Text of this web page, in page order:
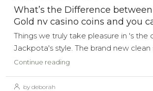
What’s the Difference
Gold nv casino coins and you
Things we truly take pleasure in 's the
Jackpota's style. The brand new clean
Continue reading
by deborah